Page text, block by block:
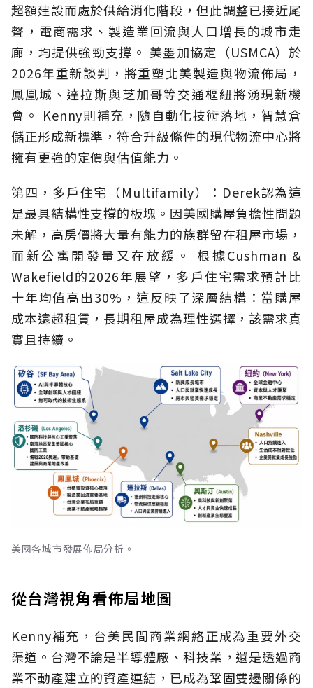
超額建設而處於供給消化階段，但此調整已接近尾
聲，電商需求、製造業回流與人口增長的城市走
廊，均提供強勁支撐。 美墨加協定（USMCA）於
2026年重新談判，將重塑北美製造與物流佈局，
鳳凰城、達拉斯與芝加哥等交通樞紐將湧現新機
會。 Kenny則補充，隨自動化技術落地，智慧倉
儲正形成新標準，符合升級條件的現代物流中心將
擁有更強的定價與估值能力。
第四，多戶住宅（Multifamily）：Derek認為這
是最具結構性支撐的板塊。因美國購屋負擔性問題
未解，高房價將大量有能力的族群留在租屋市場，
而新公寓開發量又在放緩。 根據Cushman &
Wakefield的2026年展望，多戶住宅需求預計比
十年均值高出30%，這反映了深層結構：當購屋
成本遠超租賃，長期租屋成為理性選擇，該需求真
實且持續。
美國各城市發展佈局分析。
從台灣視角看佈局地圖
Kenny補充，台美民間商業網絡正成為重要外交
渠道。台灣不論是半導體廠、科技業，還是透過商
業不動產建立的資產連結，已成為鞏固雙邊關係的